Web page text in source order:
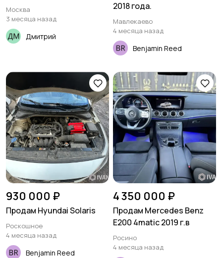
Москва
3 месяца назад
Дмитрий
2018 года.
Мавлекаево
4 месяца назад
Benjamin Reed
930 000 ₽
Продам Hyundai Solaris
Роскошное
4 месяца назад
Benjamin Reed
4 350 000 ₽
Продам Mercedes Benz
E200 4matic 2019 г.в
Росино
4 месяца назад